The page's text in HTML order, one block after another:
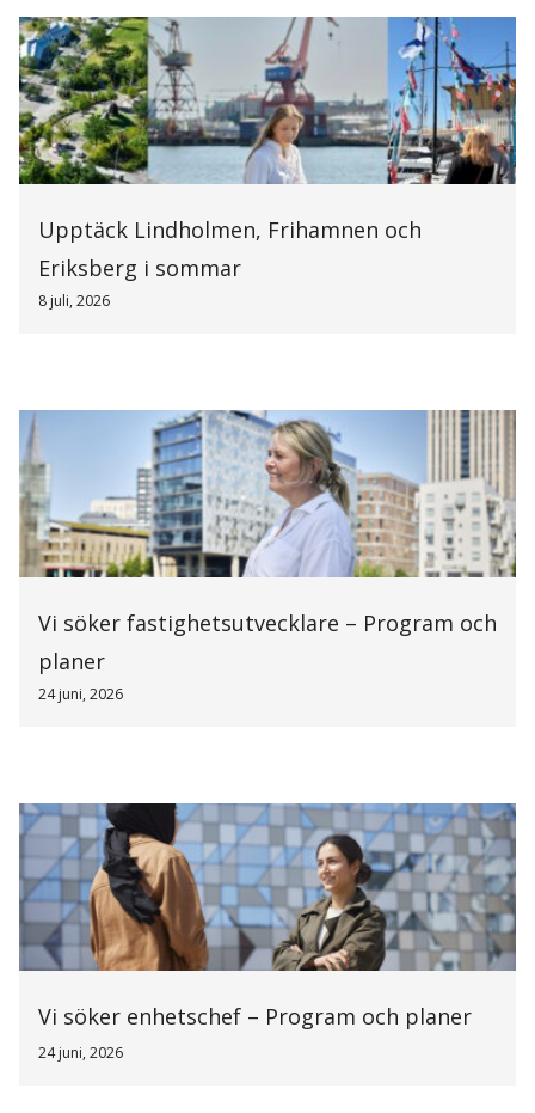
Upptäck Lindholmen, Frihamnen och
Eriksberg i sommar
8 juli, 2026
Vi söker fastighetsutvecklare – Program och
planer
24 juni, 2026
Vi söker enhetschef – Program och planer
24 juni, 2026